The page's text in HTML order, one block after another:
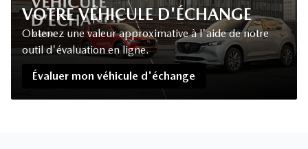
VOTRE VÉHICULE D'ÉCHANGE
Obtenez une valeur approximative à l'aide de notre
outil d'évaluation en ligne.
Évaluer mon véhicule d'échange